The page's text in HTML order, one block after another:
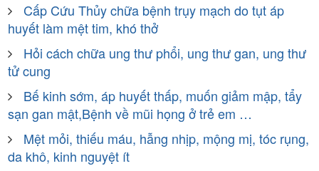
Cấp Cứu Thủy chữa bệnh trụy mạch do tụt áp
huyết làm mệt tim, khó thở
Hỏi cách chữa ung thư phổi, ung thư gan, ung thư
tử cung
Bế kinh sớm, áp huyết thấp, muốn giảm mập, tẩy
sạn gan mật,Bệnh về mũi họng ở trẻ em …
Mệt mỏi, thiếu máu, hẫng nhịp, mộng mị, tóc rụng,
da khô, kinh nguyệt ít